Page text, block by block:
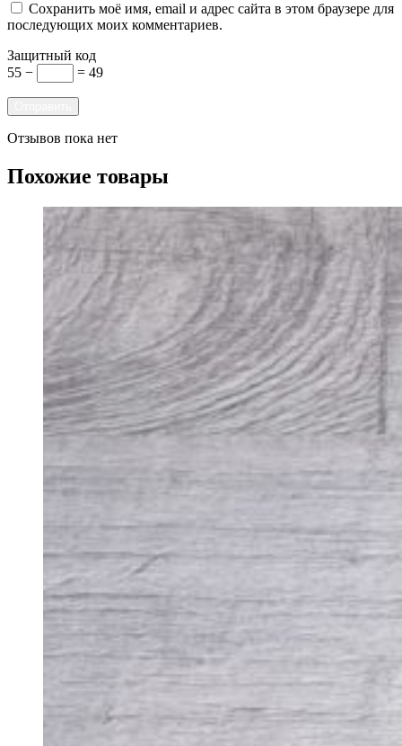
Сохранить моё имя, email и адрес сайта в этом браузере для
последующих моих комментариев.
Защитный код
55 −
= 49
Отзывов пока нет
Похожие товары